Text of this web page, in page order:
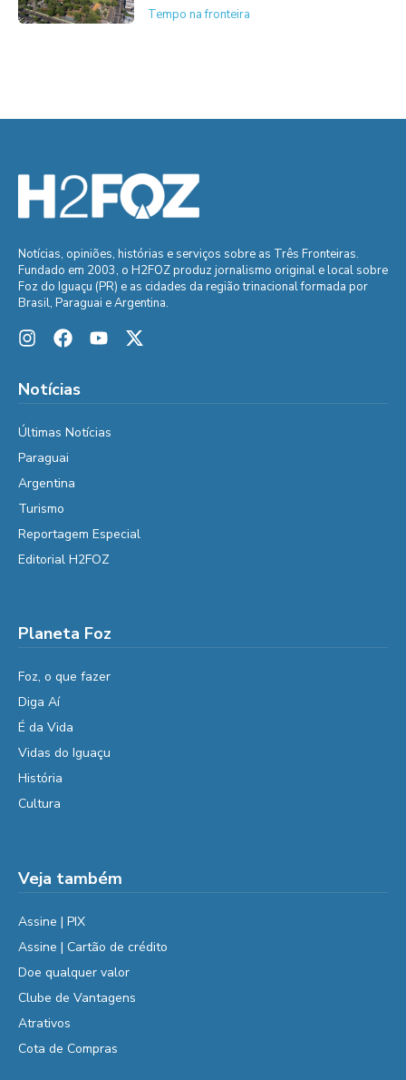
Tempo na fronteira
Notícias, opiniões, histórias e serviços sobre as Três Fronteiras.
Fundado em 2003, o H2FOZ produz jornalismo original e local sobre
Foz do Iguaçu (PR) e as cidades da região trinacional formada por
Brasil, Paraguai e Argentina.
Notícias
Últimas Notícias
Paraguai
Argentina
Turismo
Reportagem Especial
Editorial H2FOZ
Planeta Foz
Foz, o que fazer
Diga Aí
É da Vida
Vidas do Iguaçu
História
Cultura
Veja também
Assine | PIX
Assine | Cartão de crédito
Doe qualquer valor
Clube de Vantagens
Atrativos
Cota de Compras